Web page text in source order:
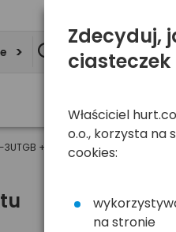
+ 4 x R6/AA Eneloop 2000
Zdecyduj,
Właściciel
o.o., korzysta na
cookies:
na stronie